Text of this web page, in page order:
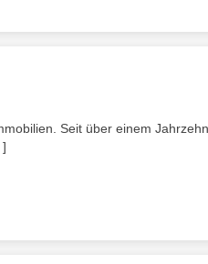
Seit über einem
]